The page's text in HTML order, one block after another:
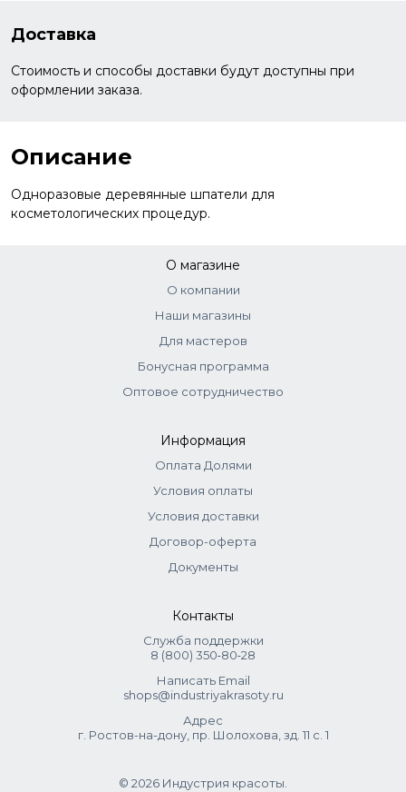
Доставка
Стоимость и способы доставки будут доступны при
оформлении заказа.
Описание
Одноразовые деревянные шпатели для
косметологических процедур.
О магазине
О компании
Наши магазины
Для мастеров
Бонусная программа
Оптовое сотрудничество
Информация
Оплата Долями
Условия оплаты
Условия доставки
Договор-оферта
Документы
Контакты
Служба поддержки
8 (800) 350‑80‑28
Написать Email
shops@industriyakrasoty.ru
Адрес
г. Ростов-на-дону, пр. Шолохова, зд. 11 с. 1
© 2026 Индустрия красоты.